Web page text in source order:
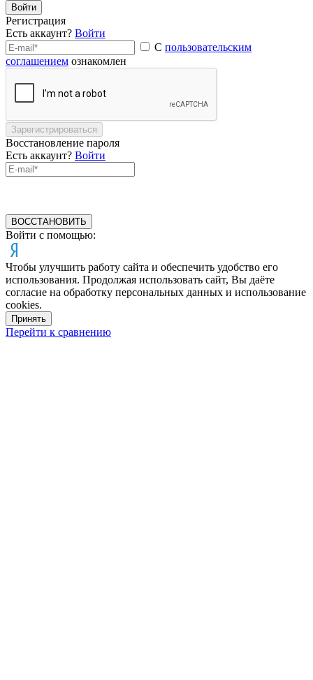
Войти
Регистрация
Есть аккаунт? Войти
С пользовательским
соглашением ознакомлен
Зарегистрироваться
Восстановление пароля
Есть аккаунт? Войти
ВОССТАНОВИТЬ
Войти с помощью:
Чтобы улучшить работу сайта и обеспечить удобство его
использования. Продолжая использовать сайт, Вы даёте
согласие на обработку персональных данных и использование
cookies.
Принять
Перейти к сравнению